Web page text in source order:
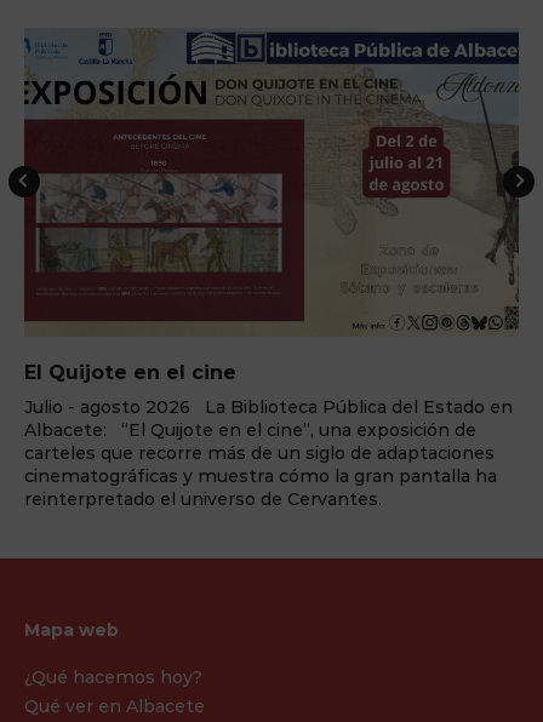
El Quijote en el cine
Julio - agosto 2026 La Biblioteca Pública del Estado en
Albacete: “El Quijote en el cine”, una exposición de
carteles que recorre más de un siglo de adaptaciones
cinematográficas y muestra cómo la gran pantalla ha
reinterpretado el universo de Cervantes.
Mapa web
¿Qué hacemos hoy?
Qué ver en Albacete